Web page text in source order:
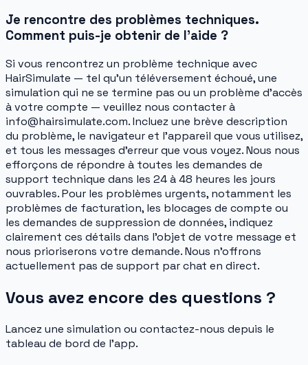
Je rencontre des problèmes techniques.
Comment puis-je obtenir de l'aide ?
Si vous rencontrez un problème technique avec
HairSimulate — tel qu'un téléversement échoué, une
simulation qui ne se termine pas ou un problème d'accès
à votre compte — veuillez nous contacter à
info@hairsimulate.com. Incluez une brève description
du problème, le navigateur et l'appareil que vous utilisez,
et tous les messages d'erreur que vous voyez. Nous nous
efforçons de répondre à toutes les demandes de
support technique dans les 24 à 48 heures les jours
ouvrables. Pour les problèmes urgents, notamment les
problèmes de facturation, les blocages de compte ou
les demandes de suppression de données, indiquez
clairement ces détails dans l'objet de votre message et
nous prioriserons votre demande. Nous n'offrons
actuellement pas de support par chat en direct.
Vous avez encore des questions ?
Lancez une simulation ou contactez-nous depuis le
tableau de bord de l'app.